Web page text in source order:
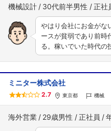
機械設計 30代前半男性 正社
やはり会社にお金がな
ースが貧弱であり前時
る。稼いでいた時代
ミニター株式会社
2.7 東京都 機械
海外営業 29歳男性 正社員